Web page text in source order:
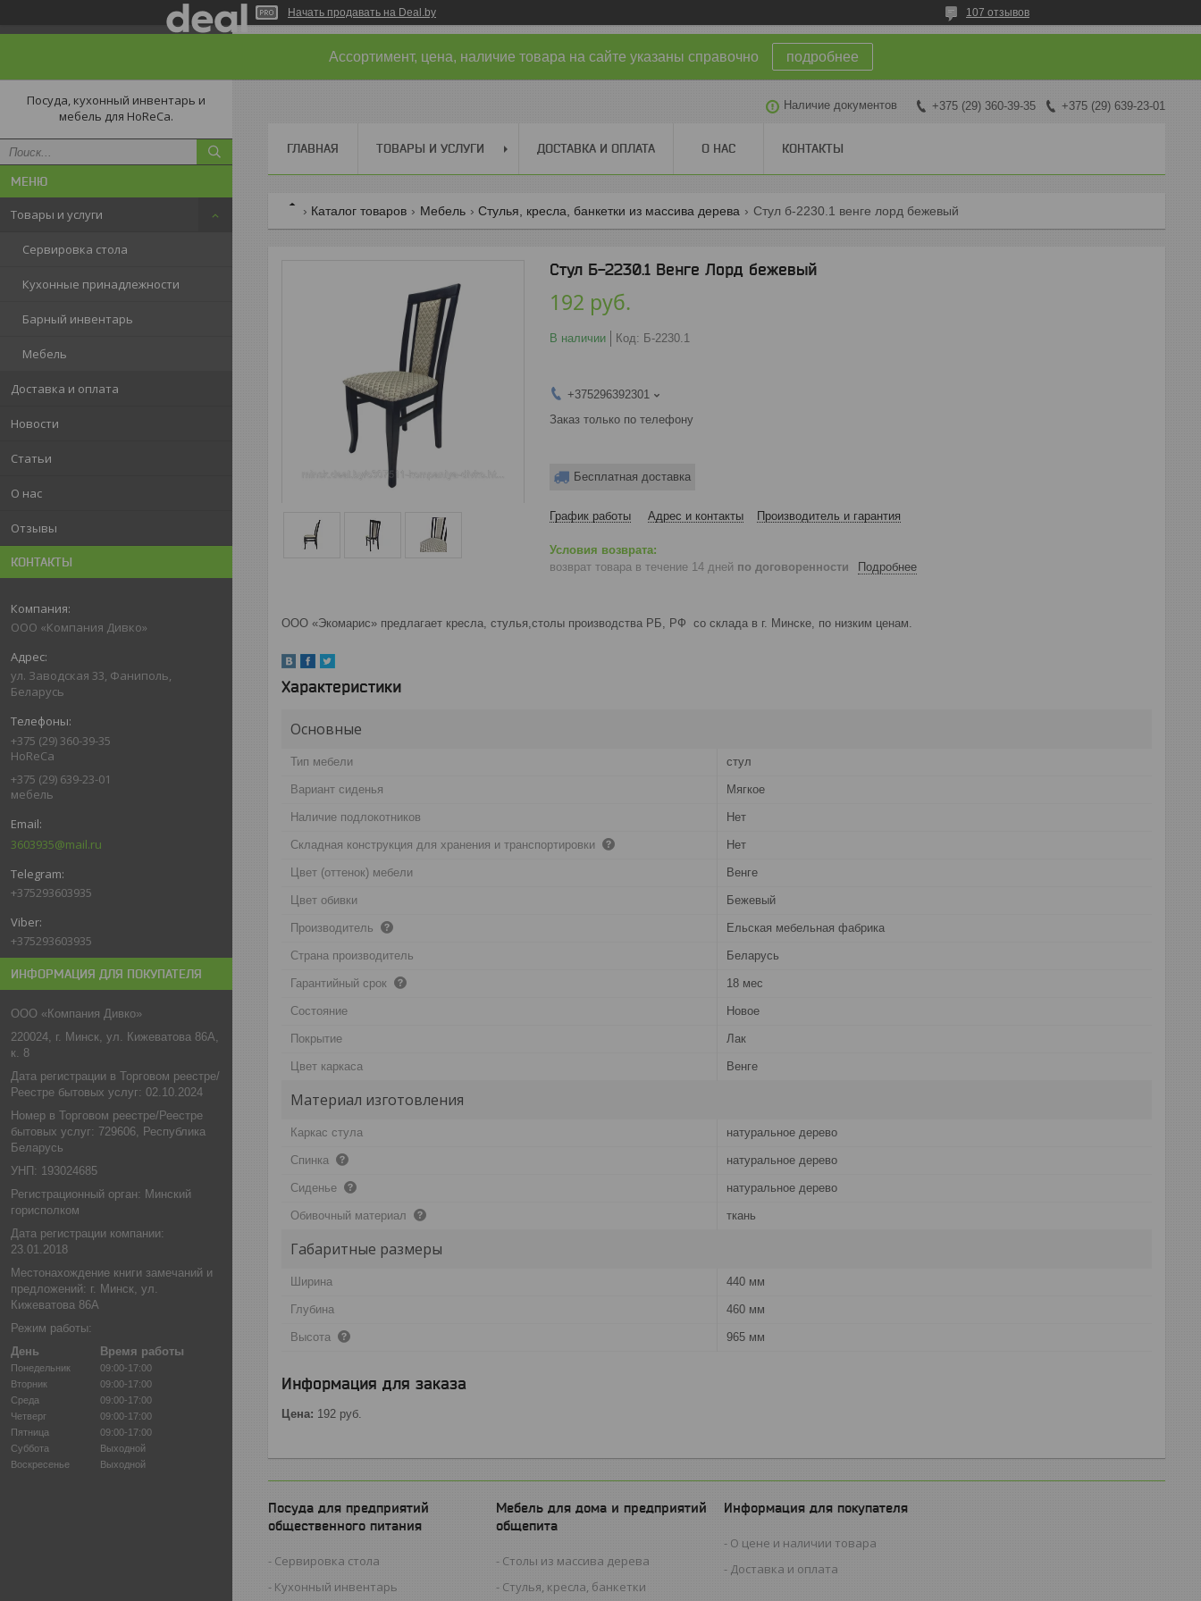
Начать продавать на Deal.by 107 отзывов
Ассортимент, цена, наличие товара на сайте указаны справочно подробнее
Посуда, кухонный инвентарь и
мебель для HoReCa.
Товары и услуги
Сервировка стола
Кухонные принадлежности
Барный инвентарь
Мебель
Доставка и оплата
Новости
Статьи
О нас
Отзывы
КОНТАКТЫ
ООО «Компания Дивко»
ул. Заводская 33, Фаниполь,
Беларусь
+375 (29) 360-39-35
HoReCa
+375 (29) 639-23-01
мебель
3603935@mail.ru
+375293603935
+375293603935
ИНФОРМАЦИЯ ДЛЯ ПОКУПАТЕЛЯ
ООО «Компания Дивко»
220024, г. Минск, ул. Кижеватова 86А,
к. 8
Дата регистрации в Торговом реестре/
Реестре бытовых услуг: 02.10.2024
Номер в Торговом реестре/Реестре
бытовых услуг: 729606, Республика
Беларусь
УНП: 193024685
Регистрационный орган: Минский
горисполком
Дата регистрации компании:
23.01.2018
Местонахождение книги замечаний и
предложений: г. Минск, ул.
Кижеватова 86А
Режим работы:
День
Время работы
Понедельник
09:00-17:00
Вторник
09:00-17:00
Среда
09:00-17:00
Четверг
09:00-17:00
Пятница
09:00-17:00
Суббота
Выходной
Воскресенье
Выходной
Наличие документов +375 (29) 360-39-35 +375 (29) 639-23-01
ГЛАВНАЯ ТОВАРЫ И УСЛУГИ ДОСТАВКА И ОПЛАТА О НАС КОНТАКТЫ
Каталог товаров Мебель Стулья, кресла, банкетки из массива дерева Стул б-2230.1 венге лорд бежевый
Стул Б-2230.1 Венге Лорд бежевый
192 руб.
В наличии Код: Б-2230.1
+375296392301
Заказ только по телефону
Бесплатная доставка
График работы Адрес и контакты Производитель и гарантия
возврат товара в течение 14 дней по договоренности Подробнее
ООО «Экомарис» предлагает кресла, стулья,столы производства РБ, РФ со склада в г. Минске, по низким ценам.
Характеристики
Основные
Тип мебели стул
Вариант сиденья Мягкое
Наличие подлокотников Нет
Складная конструкция для хранения и транспортировки Нет
Цвет (оттенок) мебели Венге
Цвет обивки Бежевый
Производитель Ельская мебельная фабрика
Страна производитель Беларусь
Гарантийный срок 18 мес
Состояние Новое
Покрытие Лак
Цвет каркаса Венге
Материал изготовления
Каркас стула натуральное дерево
Спинка натуральное дерево
Сиденье натуральное дерево
Обивочный материал ткань
Габаритные размеры
Ширина 440 мм
Глубина 460 мм
Высота 965 мм
Информация для заказа
Цена: 192 руб.
Посуда для предприятий
общественного питания
Сервировка стола
Кухонный инвентарь
Мебель для дома и предприятий
общепита
Столы из массива дерева
Стулья, кресла, банкетки
Информация для покупателя
О цене и наличии товара
Доставка и оплата